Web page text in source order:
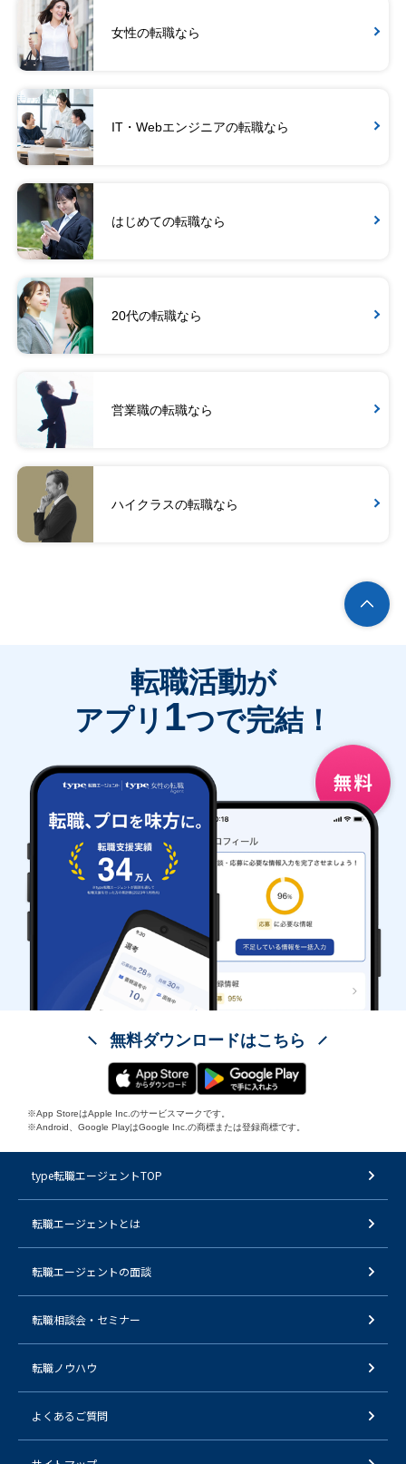
女性の転職なら
IT・Webエンジニアの転職なら
はじめての転職なら
20代の転職なら
営業職の転職なら
ハイクラスの転職なら
転職活動が
アプリ 1つで完結！
無料ダウンロードはこちら
※App StoreはApple Inc.のサービスマークです。
※Android、Google PlayはGoogle Inc.の商標または登録商標です。
type転職エージェントTOP
転職エージェントとは
転職エージェントの面談
転職相談会・セミナー
転職ノウハウ
よくあるご質問